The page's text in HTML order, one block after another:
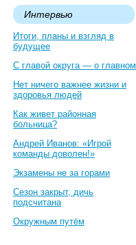
Интервью
Итоги, планы и взгляд в
будущее
С главой округа — о главном
Нет ничего важнее жизни и
здоровья людей
Как живет районная
больница?
Андрей Иванов: «Игрой
команды доволен!»
Экзамены не за горами
Сезон закрыт, дичь
подсчитана
Окружным путём